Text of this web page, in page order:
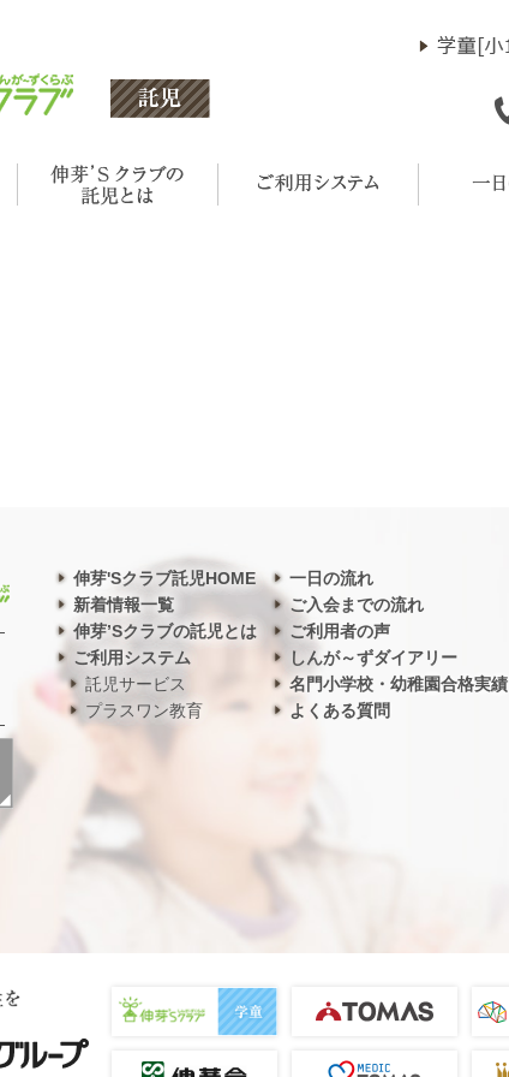
伸芽'Sクラブ託児HOME
新着情報一覧
伸芽’Sクラブの託児とは
ご利用システム
託児サービス
プラスワン教育
一日の流れ
ご入会までの流れ
ご利用者の声
しんが～ずダイアリー
名門小学校・幼稚園合格実績
よくある質問